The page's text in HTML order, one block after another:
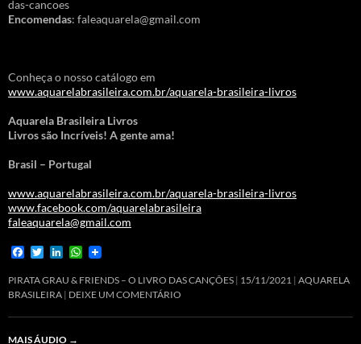
das-cancoes
Encomendas: faleaquarela@gmail.com
Conheça o nosso catálogo em
www.aquarelabrasileira.com.br/aquarela-brasileira-livros
Aquarela Brasileira Livros
Livros são Incríveis! A gente ama!
Brasil – Portugal
www.aquarelabrasileira.com.br/aquarela-brasileira-livros
www.facebook.com/aquarelabrasileira
faleaquarela@gmail.com
F
c
e
b
o
T
i
t
t
e
n
k
e
d
W
a
t
s
A
PIRATA GRAU & FRIENDS – O LIVRO DAS CANÇÕES 15/11/2021
AQUARELA
BRASILEIRA DEIXE UM COMENTÁRIO
MAIS ÁUDIO →